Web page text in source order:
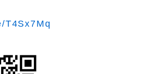
T4Sx7Mq